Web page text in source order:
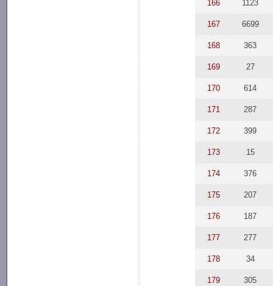
166 1123
167 6699
168 363
169 27
170 614
171 287
172 399
173 15
174 376
175 207
176 187
177 277
178 34
179 305